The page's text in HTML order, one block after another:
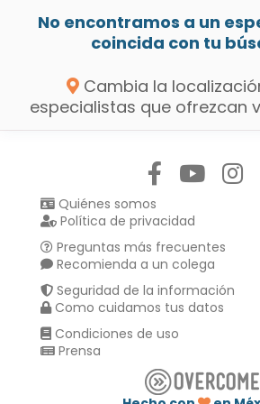
No encontramos a un
coincida con tu
Cambia la
especialistas que ofrezcan
Quiénes somos
Política de privacidad
Preguntas más frecuentes
Recomienda a un colega
Seguridad de la información
Como cuidamos tus datos
Condiciones de uso
Prensa